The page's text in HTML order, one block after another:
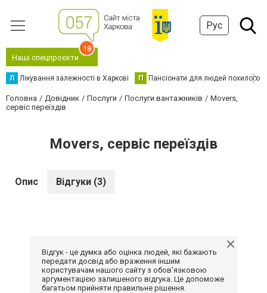
Рус
Наші спецпроєкти
18
Л Лікування залежності в Харкові П Пансіонати для людей похилого
Головна Довідник Послуги Послуги вантажників
Movers,
сервіс переїздів
Movers, сервіс переїздів
Опис Відгуки (3)
Відгук - це думка або оцінка людей, які бажають
передати досвід або враження іншим
користувачам нашого сайту з обов'язковою
аргументацією залишеного відгука. Це допоможе
багатьом прийняти правильне рішення.